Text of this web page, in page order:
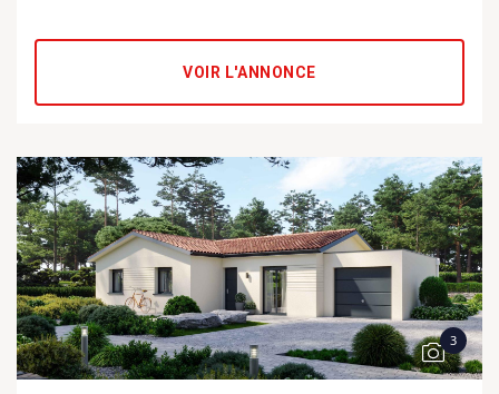
VOIR L'ANNONCE
3